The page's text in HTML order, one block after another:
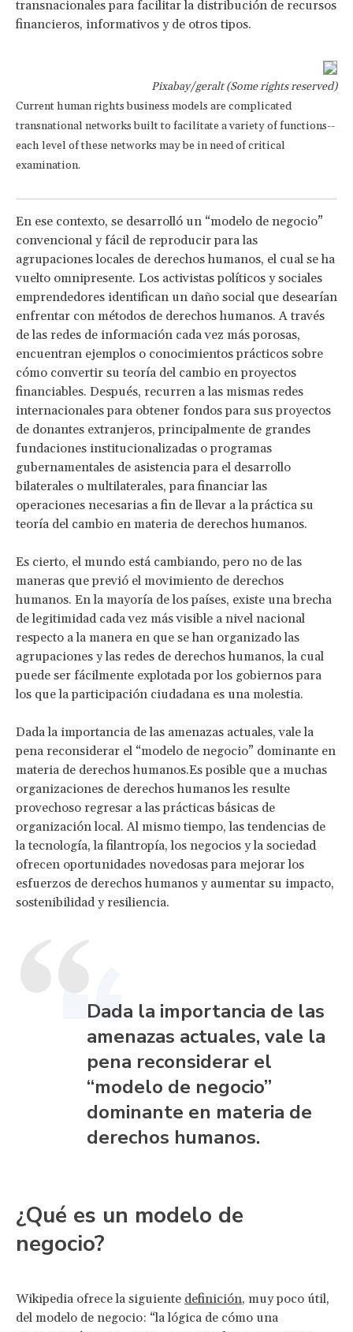
transnacionales para facilitar la distribución de recursos
financieros, informativos y de otros tipos.
Pixabay/geralt (Some rights reserved)
Current human rights business models are complicated
transnational networks built to facilitate a variety of functions--
each level of these networks may be in need of critical
examination.
En ese contexto, se desarrolló un “modelo de negocio”
convencional y fácil de reproducir para las
agrupaciones locales de derechos humanos, el cual se ha
vuelto omnipresente. Los activistas políticos y sociales
emprendedores identifican un daño social que desearían
enfrentar con métodos de derechos humanos. A través
de las redes de información cada vez más porosas,
encuentran ejemplos o conocimientos prácticos sobre
cómo convertir su teoría del cambio en proyectos
financiables. Después, recurren a las mismas redes
internacionales para obtener fondos para sus proyectos
de donantes extranjeros, principalmente de grandes
fundaciones institucionalizadas o programas
gubernamentales de asistencia para el desarrollo
bilaterales o multilaterales, para financiar las
operaciones necesarias a fin de llevar a la práctica su
teoría del cambio en materia de derechos humanos.
Es cierto, el mundo está cambiando, pero no de las
maneras que previó el movimiento de derechos
humanos. En la mayoría de los países, existe una brecha
de legitimidad cada vez más visible a nivel nacional
respecto a la manera en que se han organizado las
agrupaciones y las redes de derechos humanos, la cual
puede ser fácilmente explotada por los gobiernos para
los que la participación ciudadana es una molestia.
Dada la importancia de las amenazas actuales, vale la
pena reconsiderar el “modelo de negocio” dominante en
materia de derechos humanos.Es posible que a muchas
organizaciones de derechos humanos les resulte
provechoso regresar a las prácticas básicas de
organización local. Al mismo tiempo, las tendencias de
la tecnología, la filantropía, los negocios y la sociedad
ofrecen oportunidades novedosas para mejorar los
esfuerzos de derechos humanos y aumentar su impacto,
sostenibilidad y resiliencia.
Dada la importancia de las
amenazas actuales, vale la
pena reconsiderar el
“modelo de negocio”
dominante en materia de
derechos humanos.
¿Qué es un modelo de
negocio?
Wikipedia ofrece la siguiente definición, muy poco útil,
del modelo de negocio: “la lógica de cómo una